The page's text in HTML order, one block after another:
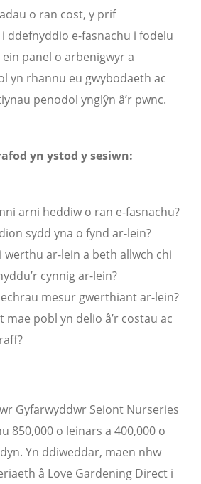
o ran cost, y prif
ddefnyddio e-fasnachu i fodelu
panel o arbenigwyr a
yn rhannu eu gwybodaeth ac
penodol ynglŷn â’r pwnc.
yn ystod y sesiwn:
arni heddiw o ran e-fasnachu?
sydd yna o fynd ar-lein?
werthu ar-lein a beth allwch chi
cynnig ar-lein?
mesur gwerthiant ar-lein?
mae pobl yn delio â’r costau ac
Gyfarwyddwr Seiont Nurseries
850,000 o leinars a 400,000 o
Yn ddiweddar, maen nhw
â Love Gardening Direct i